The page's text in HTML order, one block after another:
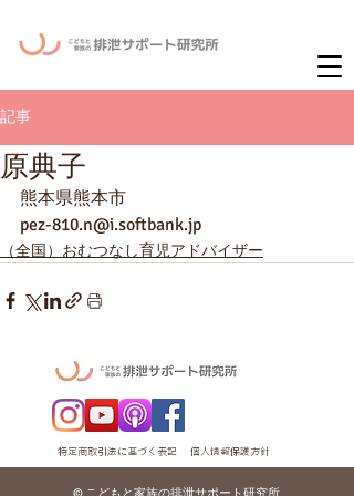
記事
原典子
熊本県熊本市
pez-810.n@i.softbank.jp
（全国）おむつなし育児アドバイザー
特定商取引法に基づく表記 個人情報保護方針